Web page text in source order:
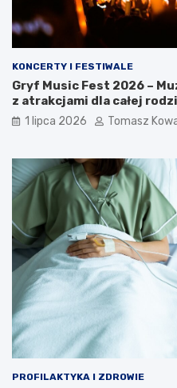
KONCERTY I FESTIWALE
Gryf Music Fest 2026 –
z atrakcjami dla całej
1 lipca 2026 Tomasz
PROFILAKTYKA I ZDROWIE